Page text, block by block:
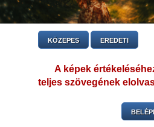
KÖZEPES EREDETI
A képek
teljes szövegének